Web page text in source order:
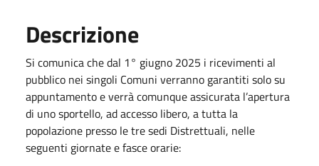
Descrizione
Si comunica che dal 1° giugno 2025 i ricevimenti al
pubblico nei singoli Comuni verranno garantiti solo su
appuntamento e verrà comunque assicurata l’apertura
di uno sportello, ad accesso libero, a tutta la
popolazione presso le tre sedi Distrettuali, nelle
seguenti giornate e fasce orarie: